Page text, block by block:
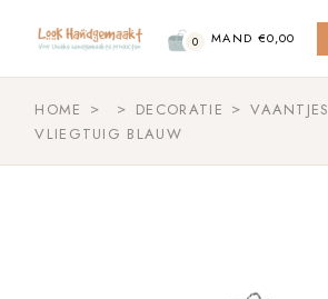
content
0 MAND €0,00
HOME DECORATIE VAANTJES
VLIEGTUIG BLAUW